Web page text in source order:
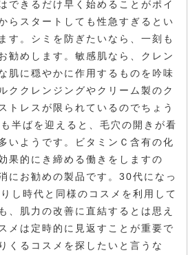
できるだけ早く始めることがポイ
らスタートしても性急すぎるとい
す。シミを防ぎたいなら、一刻も
勧めします。敏感肌なら、クレン
肌に穏やかに作用するものを吟味
ククレンジングやクリーム製のク
トレスが限られているのでちょう
半ばを迎えると、毛穴の開きが看
いようです。ビタミンＣ含有の化
果的にき締める働きをしますの
にお勧めの製品です。30代になっ
し時代と同様のコスメを利用して
、肌力の改善に直結するとは思え
メは定時的に見返すことが重要で
くるコスメを探したいと言うな